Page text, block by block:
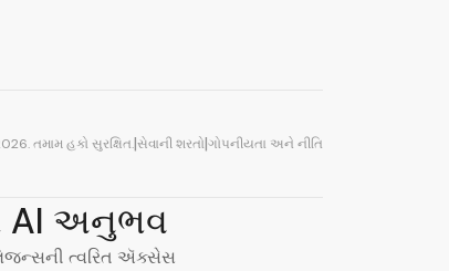
.તમામ હકો સુરક્ષિત.|સેવાની શરતો|ગોપનીયતા અને નીતિ
AI અનુભવ
ત્વરિત ઍક્સેસ